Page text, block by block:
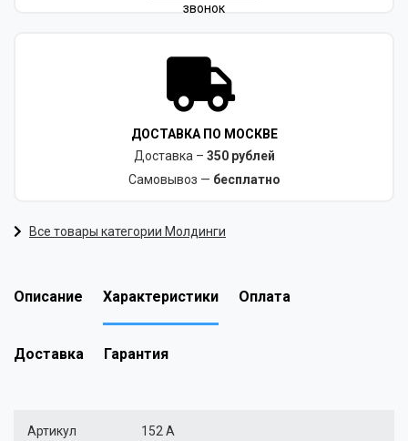
звонок
ДОСТАВКА ПО МОСКВЕ
Доставка – 350 рублей
Самовывоз — бесплатно
Все товары категории Молдинги
Описание Характеристики Оплата
Доставка Гарантия
Артикул 152 A